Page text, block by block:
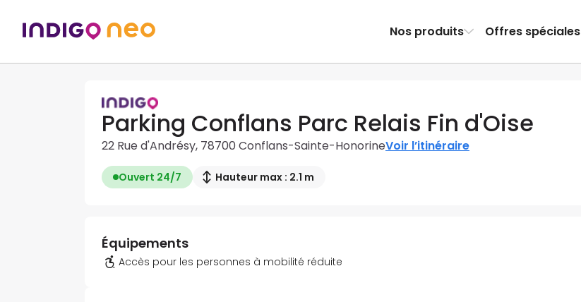
Nos produits Offres spéciales
Parking Conflans Parc Relais Fin d'Oise
22 Rue d'Andrésy, 78700 Conflans-Sainte-HonorineVoir l’itinéraire
Ouvert 24/7 Hauteur max : 2.1 m
Équipements
Accès pour les personnes à mobilité réduite